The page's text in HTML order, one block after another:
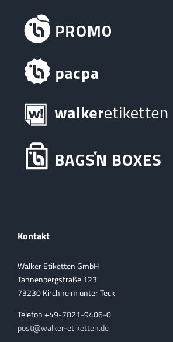
Kontakt
Walker Etiketten GmbH
Tannenbergstraße 123
73230 Kirchheim unter Teck
Telefon +49-7021-9406-0
post@walker-etiketten.de